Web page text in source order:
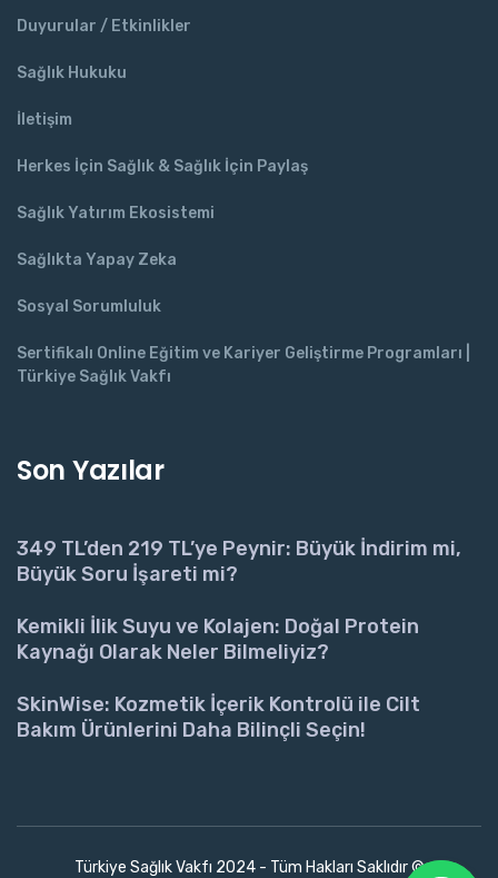
Duyurular / Etkinlikler
Sağlık Hukuku
İletişim
Herkes İçin Sağlık & Sağlık İçin Paylaş
Sağlık Yatırım Ekosistemi
Sağlıkta Yapay Zeka
Sosyal Sorumluluk
Sertifikalı Online Eğitim ve Kariyer Geliştirme Programları |
Türkiye Sağlık Vakfı
Son Yazılar
349 TL’den 219 TL’ye Peynir: Büyük İndirim mi,
Büyük Soru İşareti mi?
Kemikli İlik Suyu ve Kolajen: Doğal Protein
Kaynağı Olarak Neler Bilmeliyiz?
SkinWise: Kozmetik İçerik Kontrolü ile Cilt
Bakım Ürünlerini Daha Bilinçli Seçin!
Türkiye Sağlık Vakfı 2024 - Tüm Hakları Saklıdır ©